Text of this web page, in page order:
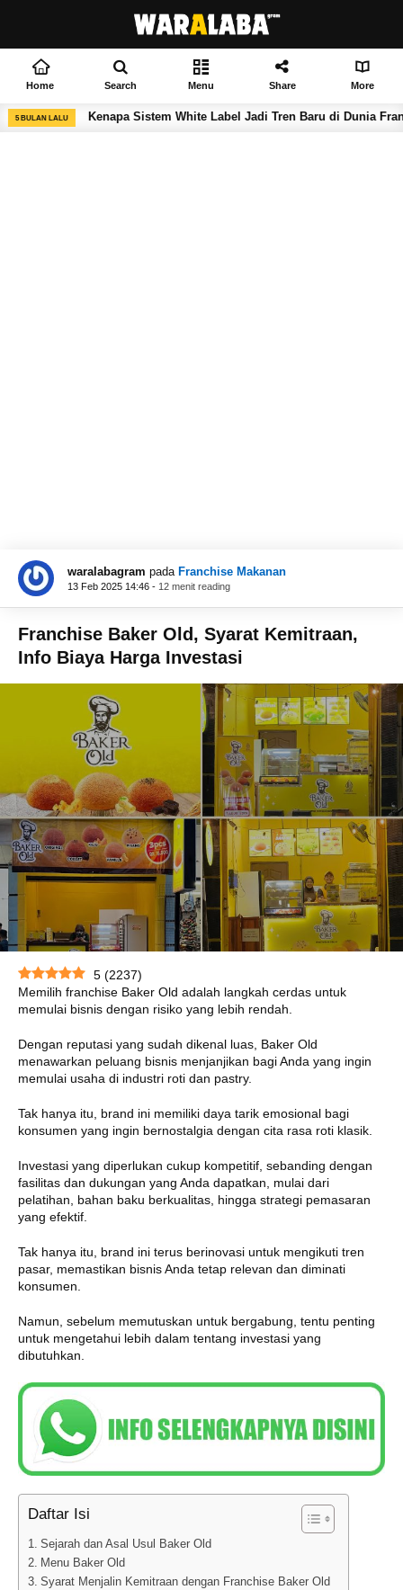
Home Search Menu Share More
Sistem White Label Jadi Tren Baru di Dunia Franchise F&B?
waralabagram pada Franchise Makanan
13 Feb 2025 14:46 - 12 menit reading
Franchise Baker Old, Syarat Kemitraan,
Info Biaya Harga Investasi
5 (2237)
Memilih franchise Baker Old adalah langkah cerdas untuk
memulai bisnis dengan risiko yang lebih rendah.
Dengan reputasi yang sudah dikenal luas, Baker Old
menawarkan peluang bisnis menjanjikan bagi Anda yang ingin
memulai usaha di industri roti dan pastry.
Tak hanya itu, brand ini memiliki daya tarik emosional bagi
konsumen yang ingin bernostalgia dengan cita rasa roti klasik.
Investasi yang diperlukan cukup kompetitif, sebanding dengan
fasilitas dan dukungan yang Anda dapatkan, mulai dari
pelatihan, bahan baku berkualitas, hingga strategi pemasaran
yang efektif.
Tak hanya itu, brand ini terus berinovasi untuk mengikuti tren
pasar, memastikan bisnis Anda tetap relevan dan diminati
konsumen.
Namun, sebelum memutuskan untuk bergabung, tentu penting
untuk mengetahui lebih dalam tentang investasi yang
dibutuhkan.
Daftar Isi
Sejarah dan Asal Usul Baker Old
Menu Baker Old
Syarat Menjalin Kemitraan dengan Franchise Baker Old